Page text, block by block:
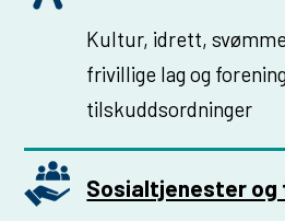
Kultur, idrett,
frivillige lag og
tilskuddsordninger
Sosialtjenester og